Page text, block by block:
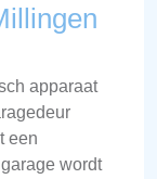
apparaat
een
wordt